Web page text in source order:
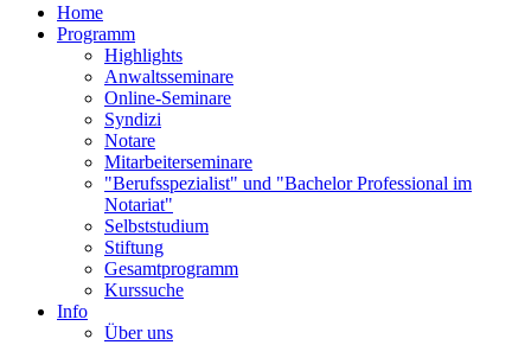
Home
Programm
Highlights
Anwaltsseminare
Online-Seminare
Syndizi
Notare
Mitarbeiterseminare
"Berufsspezialist" und "Bachelor Professional im
Notariat"
Selbststudium
Stiftung
Gesamtprogramm
Kurssuche
Info
Über uns